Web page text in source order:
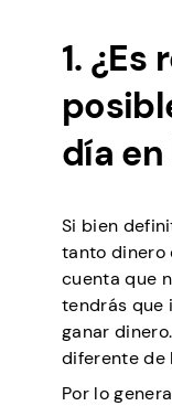
1.
día
Si bien
tanto dinero
cuenta que
tendrás que
ganar
diferente de
Por lo